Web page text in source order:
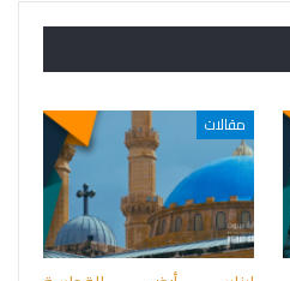
مقالات